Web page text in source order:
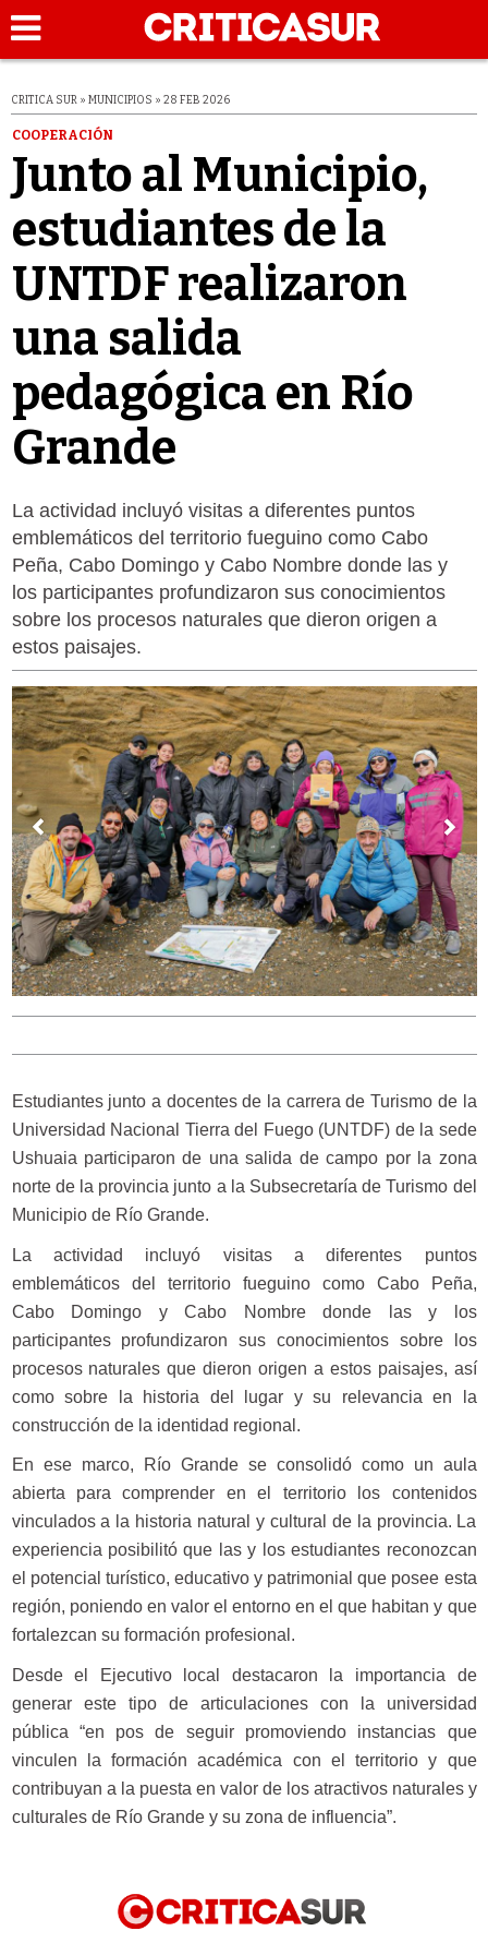
CRITICA SUR » MUNICIPIOS » 28 FEB 2026
COOPERACIÓN
Junto al Municipio,
estudiantes de la
UNTDF realizaron
una salida
pedagógica en Río
Grande
La actividad incluyó visitas a diferentes puntos
emblemáticos del territorio fueguino como Cabo
Peña, Cabo Domingo y Cabo Nombre donde las y
los participantes profundizaron sus conocimientos
sobre los procesos naturales que dieron origen a
estos paisajes.
Estudiantes junto a docentes de la carrera de Turismo de la
Universidad Nacional Tierra del Fuego (UNTDF) de la sede
Ushuaia participaron de una salida de campo por la zona
norte de la provincia junto a la Subsecretaría de Turismo del
Municipio de Río Grande.
La actividad incluyó visitas a diferentes puntos
emblemáticos del territorio fueguino como Cabo Peña,
Cabo Domingo y Cabo Nombre donde las y los
participantes profundizaron sus conocimientos sobre los
procesos naturales que dieron origen a estos paisajes, así
como sobre la historia del lugar y su relevancia en la
construcción de la identidad regional.
En ese marco, Río Grande se consolidó como un aula
abierta para comprender en el territorio los contenidos
vinculados a la historia natural y cultural de la provincia. La
experiencia posibilitó que las y los estudiantes reconozcan
el potencial turístico, educativo y patrimonial que posee esta
región, poniendo en valor el entorno en el que habitan y que
fortalezcan su formación profesional.
Desde el Ejecutivo local destacaron la importancia de
generar este tipo de articulaciones con la universidad
pública “en pos de seguir promoviendo instancias que
vinculen la formación académica con el territorio y que
contribuyan a la puesta en valor de los atractivos naturales y
culturales de Río Grande y su zona de influencia”.